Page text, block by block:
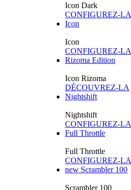
Icon Dark
CONFIGUREZ-LA
Icon
Icon
CONFIGUREZ-LA
Rizoma Edition
Icon Rizoma
DÉCOUVREZ-LA
Nightshift
Nightshift
CONFIGUREZ-LA
Full Throttle
Full Throttle
CONFIGUREZ-LA
new Scrambler 100
Scrambler 100